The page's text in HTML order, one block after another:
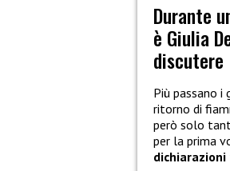
Durante
è Giulia
discutere
Più passano
ritorno di
però solo
per la prima
dichiarazioni